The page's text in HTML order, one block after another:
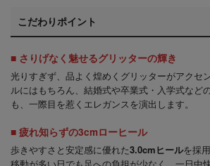
こだわりポイント
■ さりげなく魅せるグリッターの輝き
光りすぎず、品よく煌めくグリッターがアクセ
ルにはもちろん、結婚式や卒業式・入学式など
も、一際目を惹くエレガンスを演出します。
■ 疲れ知らずの3cmローヒール
歩きやすさと安定感に優れた3.0cmヒールを採